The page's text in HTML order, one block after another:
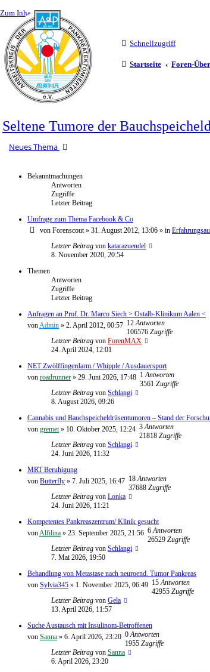
Zum Inhalt
Schnellzugriff
Startseite Foren-
Seltene Tumore der
Neues Thema
Bekanntmachungen
Antworten
Zugriffe
Letzter Beitrag
Umfrage zum Thema Facebook & Co
von Forenscout » 31. August 2012, 13:06 » in
Letzter Beitrag von katarazuendel
8. November 2020, 20:54
Themen
Antworten
Zugriffe
Letzter Beitrag
Anfragen an Prof. Dr. Marco Siech > Ostalb-Klinikum Aalen <
von Admin » 2. April 2012, 00:57 12Antworten
106576 Zugriffe
Letzter Beitrag von ForenMAX
24. April 2024, 12:01
NET Zwölffingerdarm / Whipple / Ausdauersport
von roadrunner » 29. Juni 2026, 17:48 1Antworten
3561 Zugriffe
Letzter Beitrag von Schlangi
8. August 2026, 09:26
Cannabis und Bauchspeicheldrüsentumoren – Stand der
von gremet » 10. Oktober 2025, 12:24 3Antworten
21818 Zugriffe
Letzter Beitrag von Schlangi
24. Juni 2026, 11:32
MRT Beruhigung
von Butterfly » 7. Juli 2025, 16:47 18Antworten
37688 Zugriffe
Letzter Beitrag von Lonka
24. Juni 2026, 11:21
Kompetentes Pankreaszentrum/ Klinik gesucht
von Alfilina » 23. September 2025, 21:56 6Antworten
26529 Zugriffe
Letzter Beitrag von Schlangi
7. Mai 2026, 19:50
Behandlung von Metastase nach neuroend. Tumor Pankreas
von Sylvia345 » 1. November 2025, 06:49 15Antworten
42955 Zugriffe
Letzter Beitrag von Gela
13. April 2026, 11:57
Suche Austausch mit Insulinom‑Betroffenen
von Sanna » 6. April 2026, 23:20 0Antworten
1955 Zugriffe
Letzter Beitrag von Sanna
6. April 2026, 23:20